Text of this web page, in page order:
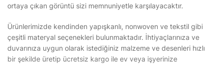
ortaya çıkan görüntü sizi memnuniyetle karşılayacaktır.
Ürünlerimizde kendinden yapışkanlı, nonwoven ve tekstil gibi
çeşitli materyal seçenekleri bulunmaktadır. İhtiyaçlarınıza ve
duvarınıza uygun olarak istediğiniz malzeme ve desenleri hızlı
bir şekilde üretip ücretsiz kargo ile ev veya işyerinize